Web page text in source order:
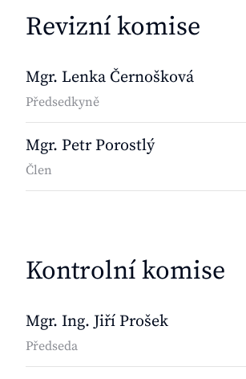
Revizní komise
Mgr. Lenka Černošková
Předsedkyně
Mgr. Petr Porostlý
Člen
Kontrolní komise
Mgr. Ing. Jiří Prošek
Předseda